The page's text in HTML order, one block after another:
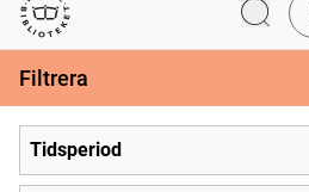
Svenska tidningar
Filtrera
Tidsperiod